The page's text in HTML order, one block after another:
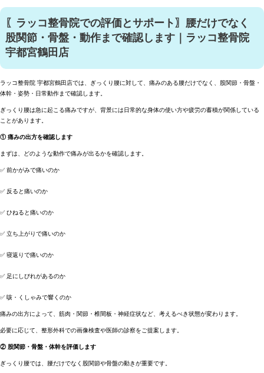
〖ラッコ整骨院での評価とサポート〗腰だけでなく
股関節・骨盤・動作まで確認します｜ラッコ整骨院
宇都宮鶴田店
ラッコ整骨院 宇都宮鶴田店では、ぎっくり腰に対して、痛みのある腰だけでなく、股関節・骨盤・
体幹・姿勢・日常動作まで確認します。
ぎっくり腰は急に起こる痛みですが、背景には日常的な身体の使い方や疲労の蓄積が関係している
ことがあります。
① 痛みの出方を確認します
まずは、どのような動作で痛みが出るかを確認します。
✅ 前かがみで痛いのか
✅ 反ると痛いのか
✅ ひねると痛いのか
✅ 立ち上がりで痛いのか
✅ 寝返りで痛いのか
✅ 足にしびれがあるのか
✅ 咳・くしゃみで響くのか
痛みの出方によって、筋肉・関節・椎間板・神経症状など、考えるべき状態が変わります。
必要に応じて、整形外科での画像検査や医師の診察をご提案します。
② 股関節・骨盤・体幹を評価します
ぎっくり腰では、腰だけでなく股関節や骨盤の動きが重要です。